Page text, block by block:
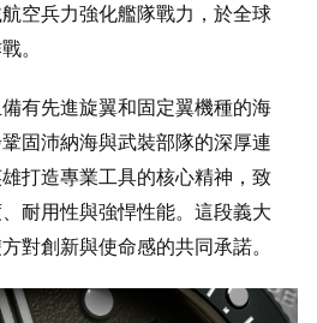
空兵力強化艦隊戰力，於全球
。
有先進旋翼和固定翼機種的海
固沛納海與武裝部隊的深厚連
打造專業工具的核心精神，致
耐用性與強悍性能。這段義大
對創新與使命感的共同承諾。